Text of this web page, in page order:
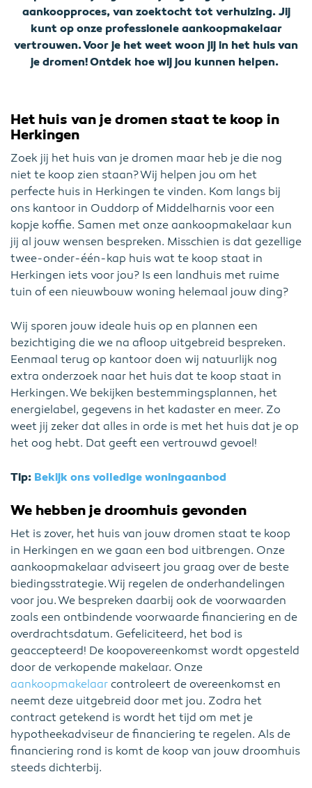
aankoopproces, van zoektocht tot verhuizing. Jij
kunt op onze professionele aankoopmakelaar
vertrouwen. Voor je het weet woon jij in het huis van
je dromen! Ontdek hoe wij jou kunnen helpen.
Het huis van je dromen staat te koop in
Herkingen
Zoek jij het huis van je dromen maar heb je die nog
niet te koop zien staan? Wij helpen jou om het
perfecte huis in Herkingen te vinden. Kom langs bij
ons kantoor in Ouddorp of Middelharnis voor een
kopje koffie. Samen met onze aankoopmakelaar kun
jij al jouw wensen bespreken. Misschien is dat gezellige
twee-onder-één-kap huis wat te koop staat in
Herkingen iets voor jou? Is een landhuis met ruime
tuin of een nieuwbouw woning helemaal jouw ding?
Wij sporen jouw ideale huis op en plannen een
bezichtiging die we na afloop uitgebreid bespreken.
Eenmaal terug op kantoor doen wij natuurlijk nog
extra onderzoek naar het huis dat te koop staat in
Herkingen. We bekijken bestemmingsplannen, het
energielabel, gegevens in het kadaster en meer. Zo
weet jij zeker dat alles in orde is met het huis dat je op
het oog hebt. Dat geeft een vertrouwd gevoel!
Tip: Bekijk ons volledige woningaanbod
We hebben je droomhuis gevonden
Het is zover, het huis van jouw dromen staat te koop
in Herkingen en we gaan een bod uitbrengen. Onze
aankoopmakelaar adviseert jou graag over de beste
biedingsstrategie. Wij regelen de onderhandelingen
voor jou. We bespreken daarbij ook de voorwaarden
zoals een ontbindende voorwaarde financiering en de
overdrachtsdatum. Gefeliciteerd, het bod is
geaccepteerd! De koopovereenkomst wordt opgesteld
door de verkopende makelaar. Onze
aankoopmakelaar controleert de overeenkomst en
neemt deze uitgebreid door met jou. Zodra het
contract getekend is wordt het tijd om met je
hypotheekadviseur de financiering te regelen. Als de
financiering rond is komt de koop van jouw droomhuis
steeds dichterbij.